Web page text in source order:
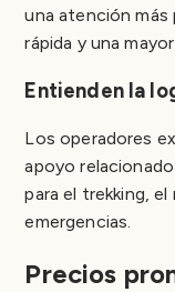
una atención más
rápida y una
Entienden la
Los operadores
apoyo
para el trekking,
emergencias.
Precios